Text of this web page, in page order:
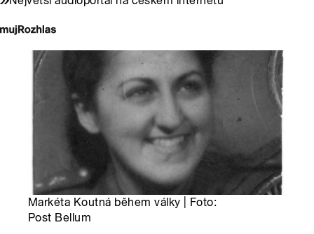
Markéta Koutná během války | Foto:
Post Bellum